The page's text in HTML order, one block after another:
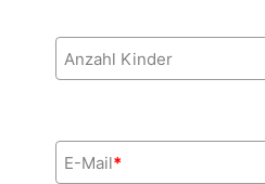
Anzahl Kinder
E-Mail*